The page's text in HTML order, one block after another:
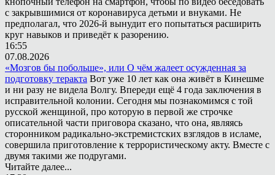
с закрывшимися от коронавируса детьми и внуками. Не
предполагал, что 2026-й вынудит его попытаться расширить
круг навыков и приведёт к разорению.
16:55
07.08.2026
«Мозгов бы побольше», или О чём жалеет осужденная за
подготовку теракта Вот уже 10 лет как она живёт в Кинешме
и ни разу не видела Волгу. Впереди ещё 4 года заключения в
исправительной колонии. Сегодня мы познакомимся с той
русской женщиной, про которую в первой же строчке
описательной части приговора сказано, что она, являясь
сторонником радикально-экстремистских взглядов в исламе,
совершила приготовление к террористическому акту. Вместе с
двумя такими же подругами.
Читайте далее...